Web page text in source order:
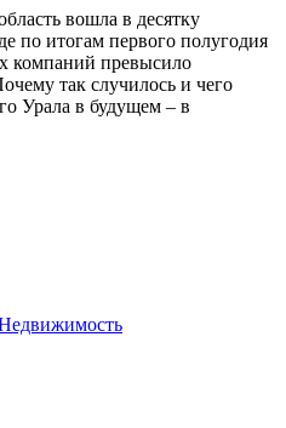
вошла в десятку
по итогам первого полугодия
компаний превысило
так случилось и чего
Урала в будущем – в